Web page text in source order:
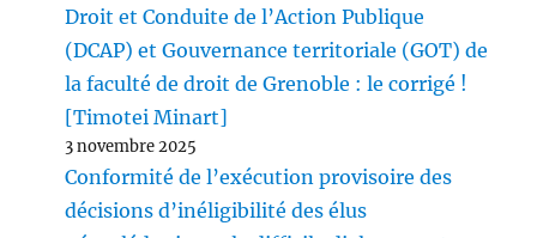
Droit et Conduite de l’Action Publique
(DCAP) et Gouvernance territoriale (GOT) de
la faculté de droit de Grenoble : le corrigé !
[Timotei Minart]
3 novembre 2025
Conformité de l’exécution provisoire des
décisions d’inéligibilité des élus